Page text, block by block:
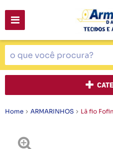
Home ARMARINHOS Lã fio